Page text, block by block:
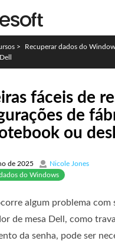
> Recuperar dados do
fáceis de
de
ou
de 2025
Nicole Jones
do Windows
algum problema com
de mesa Dell, como
da senha, pode ser